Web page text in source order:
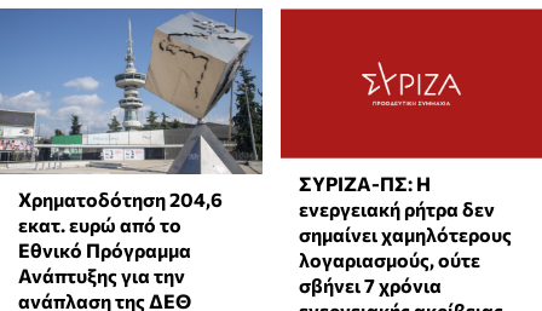
Χρηματοδότηση 204,6
εκατ. ευρώ από το
Εθνικό Πρόγραμμα
Ανάπτυξης για την
ανάπλαση της ΔΕΘ
ΣΥΡΙΖΑ-ΠΣ: Η
ενεργειακή ρήτρα δεν
σημαίνει χαμηλότερους
λογαριασμούς, ούτε
σβήνει 7 χρόνια